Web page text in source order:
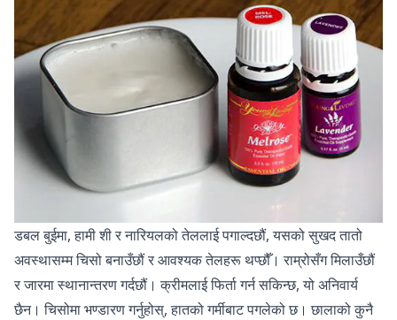
डबल बुईमा, हामी शी र नारियलको तेललाई पगाल्दछौं, यसको सुखद तातो
अवस्थासम्म चिसो बनाउँछौं र आवश्यक तेलहरू थप्छौँ। राम्रोसँग मिलाउँछौं
र जारमा स्थानान्तरण गर्दछौं। क्रीमलाई फिर्ता गर्न सकिन्छ, यो अनिवार्य
छैन। चिसोमा भण्डारण गर्नुहोस्, हातको गर्मीबाट पगलेको छ। छालाको कुनै